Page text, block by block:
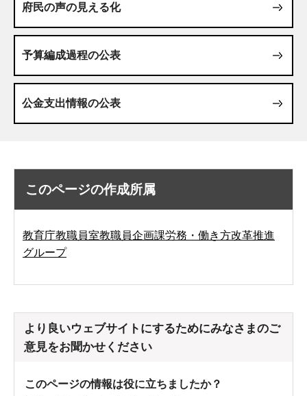
府民の声の見える化
予算編成過程の公表
公金支出情報の公表
このページの作成所属
教育庁教職員室教職員企画課労務・働き方改革推進
グループ
より良いウェブサイトにするためにみなさまのご
意見をお聞かせください
このページの情報は役に立ちましたか？